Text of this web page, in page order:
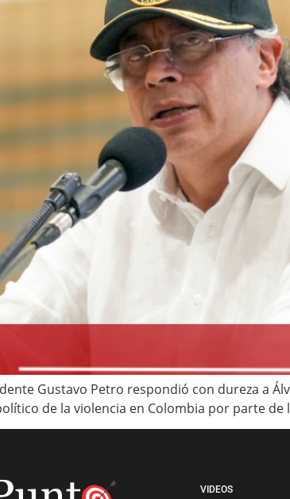
Gustavo Petro respondió con dureza a
de la violencia en Colombia por parte de
VIDEOS